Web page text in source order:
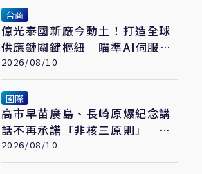
台商
億光泰國新廠今動土！打造全球
供應鏈關鍵樞紐 瞄準AI伺服器
與車用市場
2026/08/10
國際
高市早苗廣島、長崎原爆紀念講
話不再承諾「非核三原則」 引
起俄中等國警惕
2026/08/10